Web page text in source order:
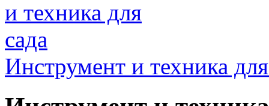
Инструмент и техника